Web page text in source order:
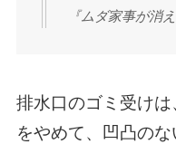
『ムダ家事が消
排水口のゴミ受け
をやめて、凹凸の